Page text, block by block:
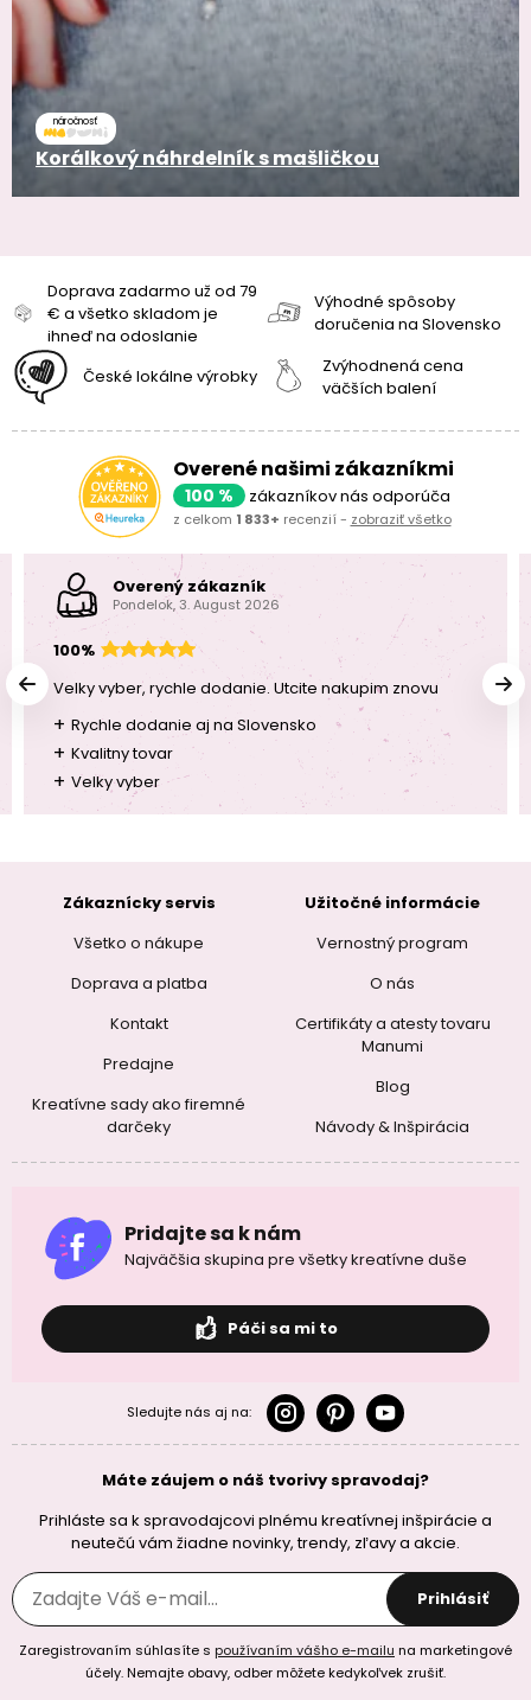
náročnosť
Korálkový náhrdelník s mašličkou
Doprava zadarmo už od 79
€ a všetko skladom je
ihneď na odoslanie
Výhodné spôsoby
doručenia na Slovensko
České lokálne výrobky
Zvýhodnená cena
väčších balení
Overené našimi zákazníkmi
100 % zákazníkov nás odporúča
z celkom 1 833+ recenzií - zobraziť všetko
Overený zákazník
Pondelok, 3. August 2026
100%
Velky vyber, rychle dodanie. Utcite nakupim znovu
+ Rychle dodanie aj na Slovensko
+ Kvalitny tovar
+ Velky vyber
Zákaznícky servis
Všetko o nákupe
Doprava a platba
Kontakt
Predajne
Kreatívne sady ako firemné
darčeky
Užitočné informácie
Vernostný program
O nás
Certifikáty a atesty tovaru
Manumi
Blog
Návody & Inšpirácia
Pridajte sa k nám
Najväčšia skupina pre všetky kreatívne duše
Páči sa mi to
Sledujte nás aj na:
Máte záujem o náš tvorivy spravodaj?
Prihláste sa k spravodajcovi plnému kreatívnej inšpirácie a
neutečú vám žiadne novinky, trendy, zľavy a akcie.
Prihlásiť
Zaregistrovaním súhlasíte s používaním vášho e-mailu na marketingové
účely. Nemajte obavy, odber môžete kedykoľvek zrušiť.